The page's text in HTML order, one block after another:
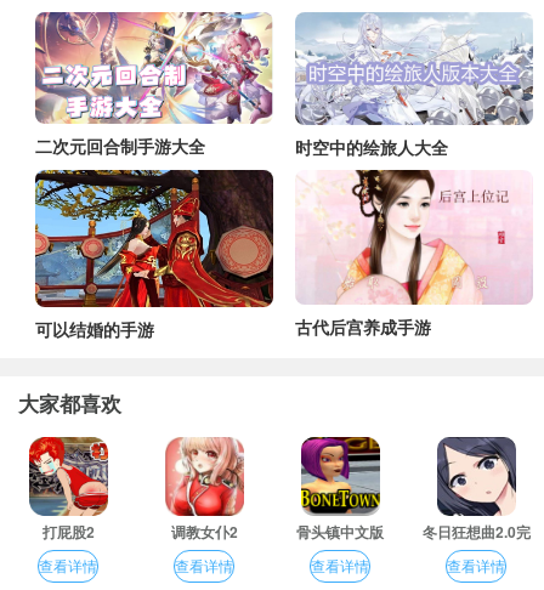
二次元回合制手游大全 时空中的绘旅人大全
可以结婚的手游 古代后宫养成手游
大家都喜欢
打屁股2
查看详情
调教女仆2
查看详情
骨头镇中文版
查看详情
冬日狂想曲2.0完
整汉化版
查看详情